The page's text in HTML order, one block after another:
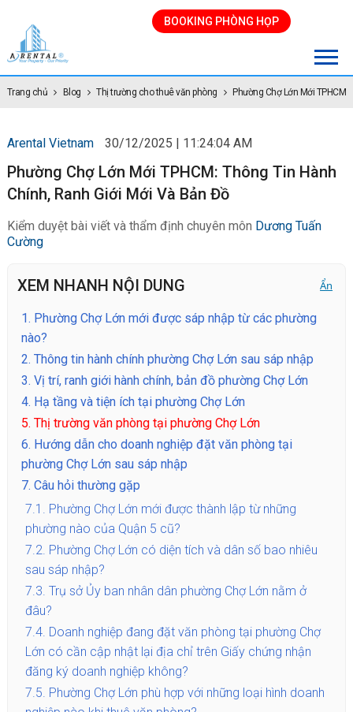
BOOKING PHÒNG HỌP
Trang chủ Blog Thị trường cho thuê văn phòng Phường Chợ Lớn Mới TPHCM
Arental Vietnam 30/12/2025 | 11:24:04 AM
Phường Chợ Lớn Mới TPHCM: Thông Tin Hành
Chính, Ranh Giới Mới Và Bản Đồ
Kiểm duyệt bài viết và thẩm định chuyên môn Dương Tuấn
Cường
XEM NHANH NỘI DUNG Ẩn
1. Phường Chợ Lớn mới được sáp nhập từ các phường
nào?
2. Thông tin hành chính phường Chợ Lớn sau sáp nhập
3. Vị trí, ranh giới hành chính, bản đồ phường Chợ Lớn
4. Hạ tầng và tiện ích tại phường Chợ Lớn
5. Thị trường văn phòng tại phường Chợ Lớn
6. Hướng dẫn cho doanh nghiệp đặt văn phòng tại
phường Chợ Lớn sau sáp nhập
7. Câu hỏi thường gặp
7.1. Phường Chợ Lớn mới được thành lập từ những
phường nào của Quận 5 cũ?
7.2. Phường Chợ Lớn có diện tích và dân số bao nhiêu
sau sáp nhập?
7.3. Trụ sở Ủy ban nhân dân phường Chợ Lớn nằm ở
đâu?
7.4. Doanh nghiệp đang đặt văn phòng tại phường Chợ
Lớn có cần cập nhật lại địa chỉ trên Giấy chứng nhận
đăng ký doanh nghiệp không?
7.5. Phường Chợ Lớn phù hợp với những loại hình doanh